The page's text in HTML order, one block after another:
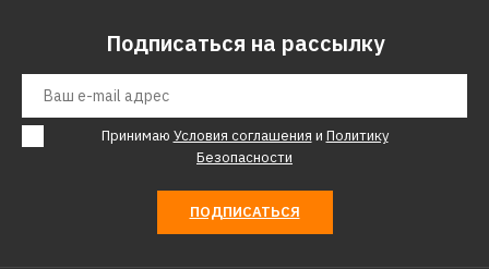
7711р.
ДОБАВИТЬ К СРАВНЕНИЮ
Кухонная мойка DR.GANS
Подписаться на рассылку
Принимаю Условия соглашения и Политику
Безопасности
ПОДПИСАТЬСЯ